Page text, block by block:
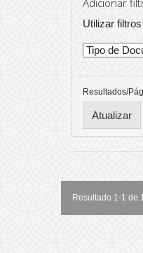
Adicionar
Utilizar
Resultados/
Resultado 1-1 de